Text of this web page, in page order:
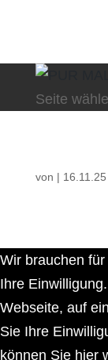
Seite
von | 16.11.25
Wir brauchen
Ihre
Webseite, auf
Sie Ihre
können Sie hier